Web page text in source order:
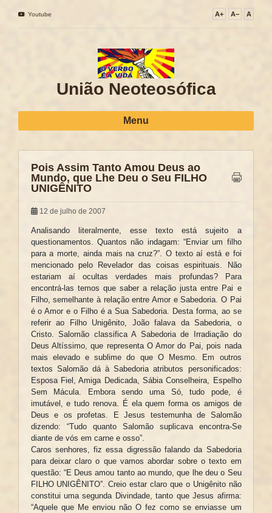
Youtube A+ A− A
União Neoteosófica
Menu
Pois Assim Tanto Amou Deus ao
Mundo, que Lhe Deu o Seu FILHO
UNIGÊNITO
12 de julho de 2007
Analisando literalmente, esse texto está sujeito a
questionamentos. Quantos não indagam: “Enviar um filho
para a morte, ainda mais na cruz?”. O texto aí está e foi
mencionado pelo Revelador das coisas espirituais. Não
estariam aí ocultas verdades mais profundas? Para
encontrá-las temos que saber a relação justa entre Pai e
Filho, semelhante à relação entre Amor e Sabedoria. O Pai
é o Amor e o Filho é a Sua Sabedoria. Desta forma, ao se
referir ao Filho Unigênito, João falava da Sabedoria, o
Cristo. Salomão classifica A Sabedoria de Irradiação do
Deus Altíssimo, que representa O Amor do Pai, pois nada
mais elevado e sublime do que O Mesmo. Em outros
textos Salomão dá à Sabedoria atributos personificados:
Esposa Fiel, Amiga Dedicada, Sábia Conselheira, Espelho
Sem Mácula. Embora sendo uma Só, tudo pode, é
imutável, e tudo renova. É ela quem forma os amigos de
Deus e os profetas. E Jesus testemunha de Salomão
dizendo: “Tudo quanto Salomão suplicava encontra-Se
diante de vós em carne e osso”.
Caros senhores, fiz essa digressão falando da Sabedoria
para deixar claro o que vamos abordar sobre o texto em
questão: “E Deus amou tanto ao mundo, que lhe deu o Seu
FILHO UNIGÊNITO”. Creio estar claro que o Unigênito não
constitui uma segunda Divindade, tanto que Jesus afirma:
“Aquele que Me enviou não O fez como se enviasse um